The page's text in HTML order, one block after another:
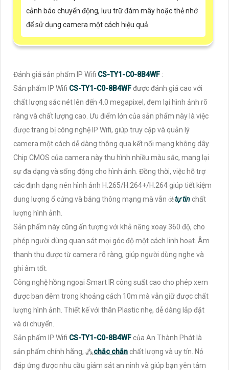
cảnh báo chuyển động, lưu trữ đám mây hoặc thẻ nhớ
để sử dụng camera một cách hiệu quả.
Đánh giá sản phẩm IP Wifi CS-TY1-C0-8B4WF :
Sản phẩm IP Wifi CS-TY1-C0-8B4WFđược đánh giá cao với
chất lượng sắc nét lên đến 4.0 megapixel, đem lại hình ảnh rõ
ràng và chất lượng cao. Ưu điểm lớn của sản phẩm này là việc
được trang bị công nghệ IP Wifi, giúp truy cập và quản lý
camera một cách dễ dàng thông qua kết nối mạng không dây.
Chip CMOS của camera này thu hình nhiều màu sắc, mang lại
sự đa dạng và sống động cho hình ảnh. Đồng thời, việc hỗ trợ
các định dạng nén hình ảnh H.265/H.264+/H.264 giúp tiết kiệm
dung lượng ổ cứng và băng thông mạng mà vẫn ☣️tự tinchất
lượng hình ảnh.
Sản phẩm này cũng ấn tượng với khả năng xoay 360 độ, cho
phép người dùng quan sát mọi góc độ một cách linh hoạt. Âm
thanh thu được từ camera rõ ràng, giúp người dùng nghe và
ghi âm tốt.
Công nghệ hồng ngoại Smart IR công suất cao cho phép xem
được ban đêm trong khoảng cách 10m mà vẫn giữ được chất
lượng hình ảnh. Thiết kế với thân Plastic nhẹ, dễ dàng lắp đặt
và di chuyển.
Sản phẩm IP Wifi CS-TY1-C0-8B4WFcủa An Thành Phát là
sản phẩm chính hãng, ⁂chắc chắnchất lượng và uy tín. Nó
đáp ứng được nhu cầu giám sát an ninh và giúp bạn yên tâm